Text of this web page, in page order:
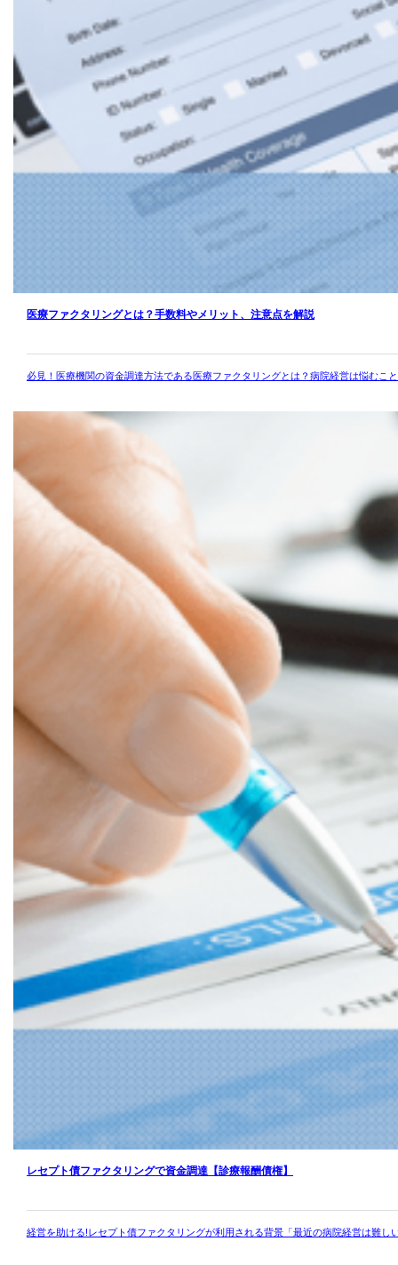
医療ファクタリングとは？手数料やメリット、注意点を解説
必見！医療機関の資金調達方法である医療ファクタリングとは？病院経営は悩むこ
レセプト債ファクタリングで資金調達【診療報酬債権】
経営を助ける!レセプト債ファクタリングが利用される背景「最近の病院経営は難し